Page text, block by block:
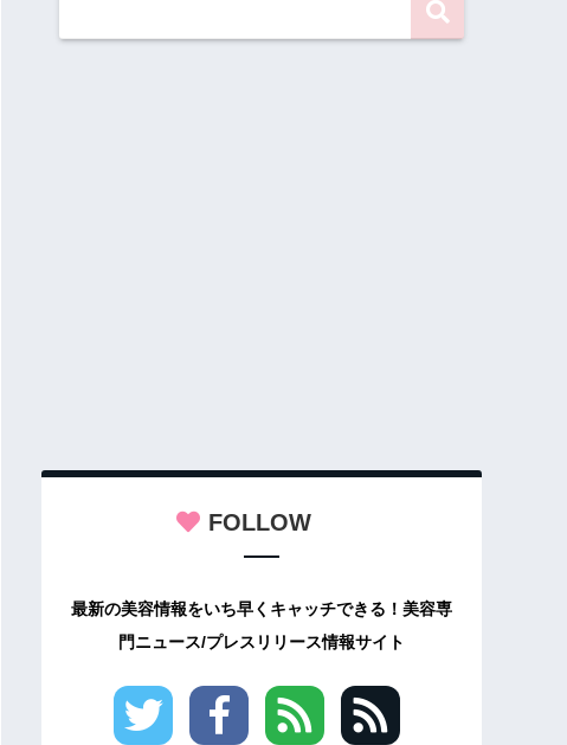
FOLLOW
最新の美容情報をいち早くキャッチできる！美容専
門ニュース/プレスリリース情報サイト